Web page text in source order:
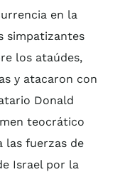
en la
simpatizantes
los ataúdes,
y atacaron con
Donald
teocrático
las fuerzas de
Israel por la